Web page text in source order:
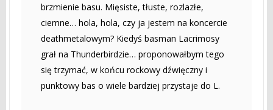
brzmienie basu. Mięsiste, tłuste, rozlazłe,
ciemne… hola, hola, czy ja jestem na koncercie
deathmetalowym? Kiedyś basman Lacrimosy
grał na Thunderbirdzie… proponowałbym tego
się trzymać, w końcu rockowy dźwięczny i
punktowy bas o wiele bardziej przystaje do L.